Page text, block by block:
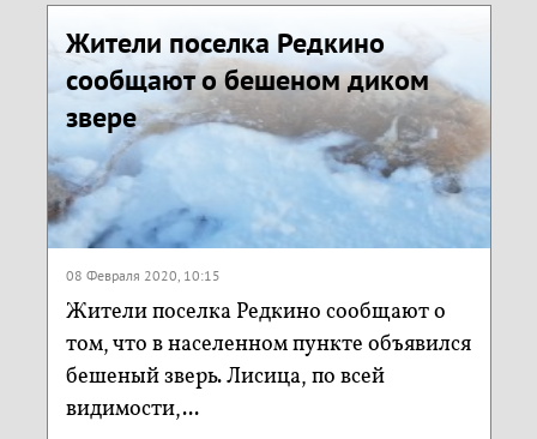
Жители поселка Редкино
сообщают о бешеном диком
звере
08 Февраля 2020, 10:15
Жители поселка Редкино сообщают о
том, что в населенном пункте объявился
бешеный зверь. Лисица, по всей
видимости,...